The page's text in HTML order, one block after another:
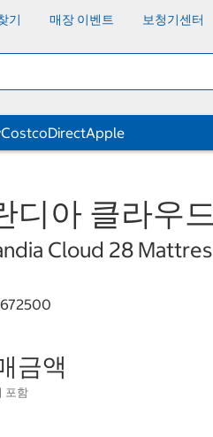
기 매장 이벤트 보청기센터
CostcoDirectApple
디아 클라우
Cloud 28
672500
금액
포함